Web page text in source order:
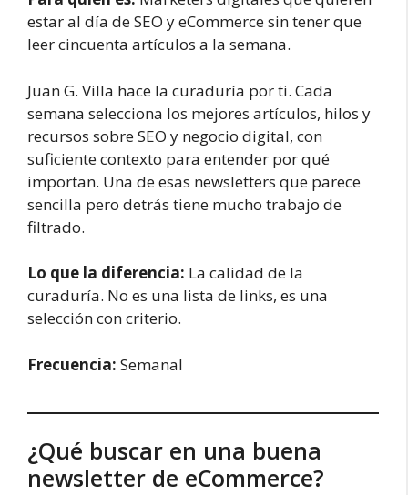
estar al día de SEO y eCommerce sin tener que
leer cincuenta artículos a la semana.
Juan G. Villa hace la curaduría por ti. Cada
semana selecciona los mejores artículos, hilos y
recursos sobre SEO y negocio digital, con
suficiente contexto para entender por qué
importan. Una de esas newsletters que parece
sencilla pero detrás tiene mucho trabajo de
filtrado.
Lo que la diferencia: La calidad de la
curaduría. No es una lista de links, es una
selección con criterio.
Frecuencia: Semanal
¿Qué buscar en una buena
newsletter de eCommerce?